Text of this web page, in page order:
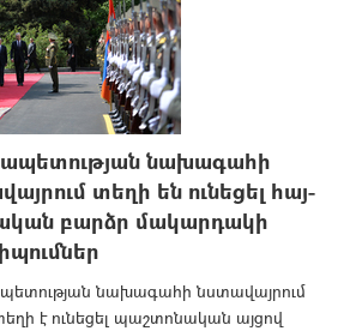
նախագահի
տեղի են ունեցել հայ-
բարձր մակարդակի
նախագահի նստավայրում
է ունեցել պաշտոնական այցով